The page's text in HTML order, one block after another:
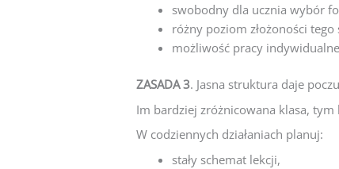
swobodny dla ucznia wybór
różny poziom złożoności tego
możliwość pracy
ZASADA 3. Jasna struktura daje
Im bardziej zróżnicowana klasa,
W codziennych działaniach planuj:
stały schemat lekcji,